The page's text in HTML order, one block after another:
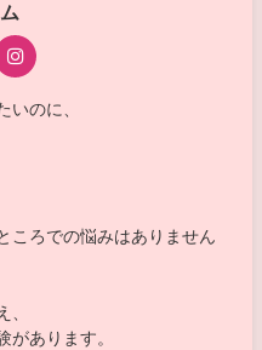
いのに、
ころでの悩みはありません
、
があります。